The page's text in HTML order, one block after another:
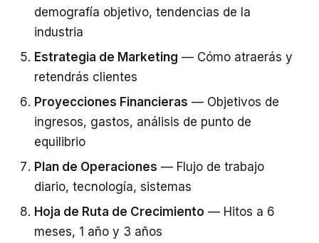
demografía objetivo, tendencias de la
industria
Estrategia de Marketing — Cómo atraerás y
retendrás clientes
Proyecciones Financieras — Objetivos de
ingresos, gastos, análisis de punto de
equilibrio
Plan de Operaciones — Flujo de trabajo
diario, tecnología, sistemas
Hoja de Ruta de Crecimiento — Hitos a 6
meses, 1 año y 3 años